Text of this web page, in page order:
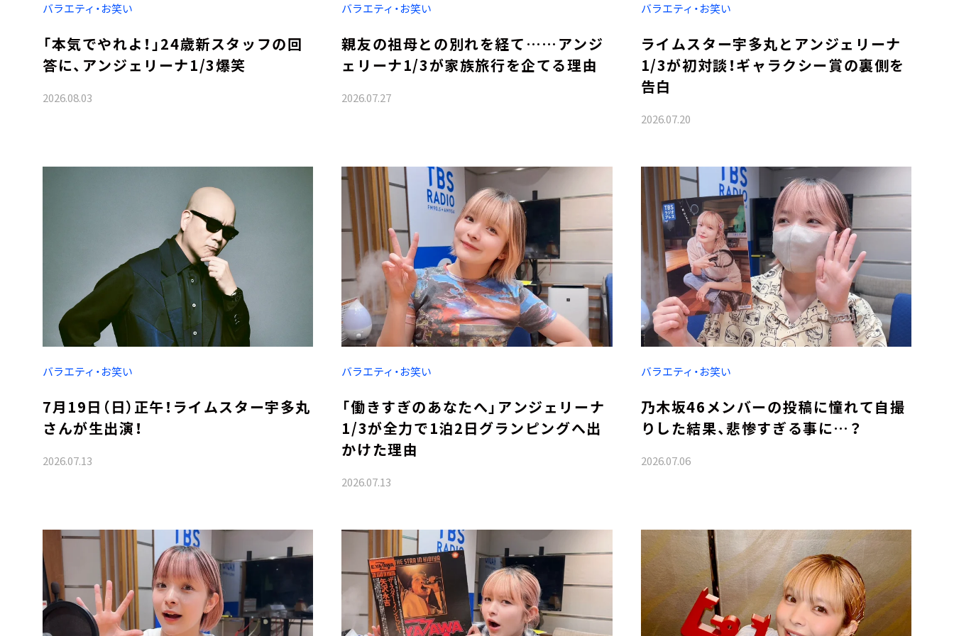
バラエティ・お笑い
「本気でやれよ！」24歳新スタッフの回
答に、アンジェリーナ1/3爆笑
2026.08.03
バラエティ・お笑い
親友の祖母との別れを経て……アンジ
ェリーナ1/3が家族旅行を企てる理由
2026.07.27
バラエティ・お笑い
ライムスター宇多丸とアンジェリーナ
1/3が初対談！ギャラクシー賞の裏側を
告白
2026.07.20
バラエティ・お笑い
7月19日（日）正午！ライムスター宇多丸
さんが生出演！
2026.07.13
バラエティ・お笑い
「働きすぎのあなたへ」アンジェリーナ
1/3が全力で1泊2日グランピングへ出
かけた理由
2026.07.13
バラエティ・お笑い
乃木坂46メンバーの投稿に憧れて自撮
りした結果、悲惨すぎる事に…？
2026.07.06